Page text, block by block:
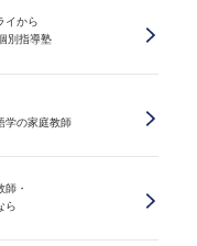
イから
別指導塾
学の家庭教師
師・
ら